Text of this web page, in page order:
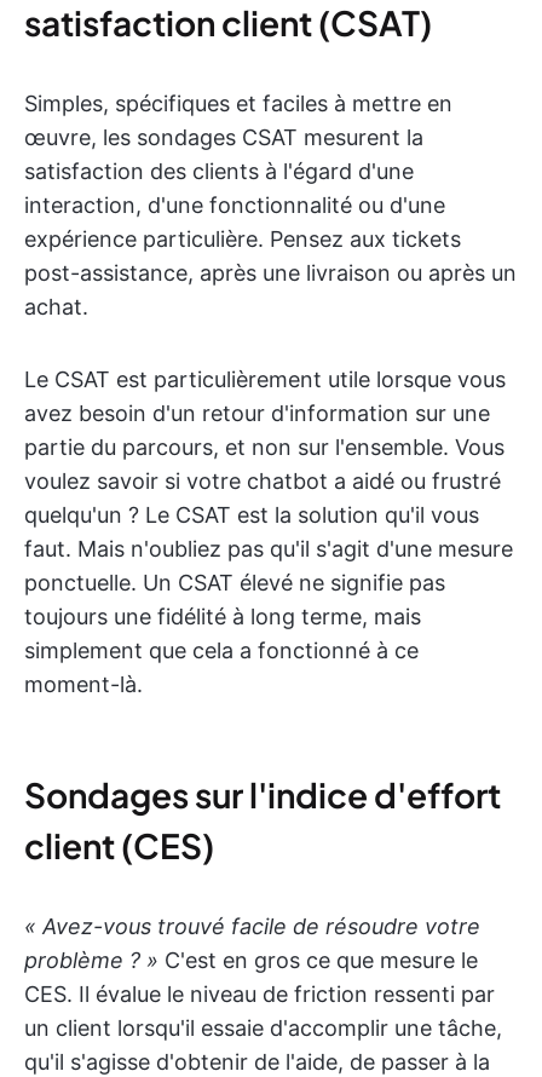
satisfaction client (CSAT)
Simples, spécifiques et faciles à mettre en
œuvre, les sondages CSAT mesurent la
satisfaction des clients à l'égard d'une
interaction, d'une fonctionnalité ou d'une
expérience particulière. Pensez aux tickets
post-assistance, après une livraison ou après un
achat.
Le CSAT est particulièrement utile lorsque vous
avez besoin d'un retour d'information sur une
partie du parcours, et non sur l'ensemble. Vous
voulez savoir si votre chatbot a aidé ou frustré
quelqu'un ? Le CSAT est la solution qu'il vous
faut. Mais n'oubliez pas qu'il s'agit d'une mesure
ponctuelle. Un CSAT élevé ne signifie pas
toujours une fidélité à long terme, mais
simplement que cela a fonctionné à ce
moment-là.
Sondages sur l'indice d'effort
client (CES)
« Avez-vous trouvé facile de résoudre votre
problème ? » C'est en gros ce que mesure le
CES. Il évalue le niveau de friction ressenti par
un client lorsqu'il essaie d'accomplir une tâche,
qu'il s'agisse d'obtenir de l'aide, de passer à la